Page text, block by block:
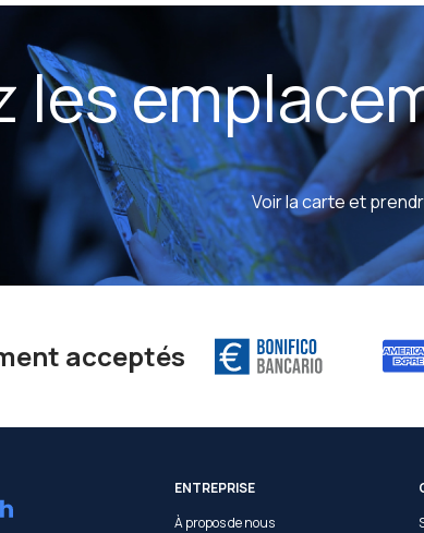
les
Voir la carte et
acceptés
ENTREPRISE
À propos de nous